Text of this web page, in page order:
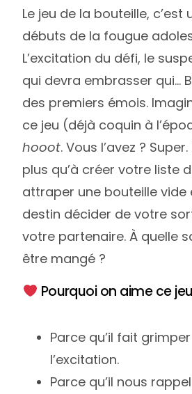
Le jeu de la bouteille, c’est
débuts de la fougue
L’excitation du défi, le
qui devra embrasser qui…
des premiers émois.
ce jeu (déjà coquin à
hooot. Vous l’avez ?
plus qu’à créer votre liste
attraper une bouteille vide
destin décider de votre
votre partenaire. À quelle
être mangé ?
Pourquoi on aime ce
Parce qu’il fait
l’excitation.
Parce qu’il nous